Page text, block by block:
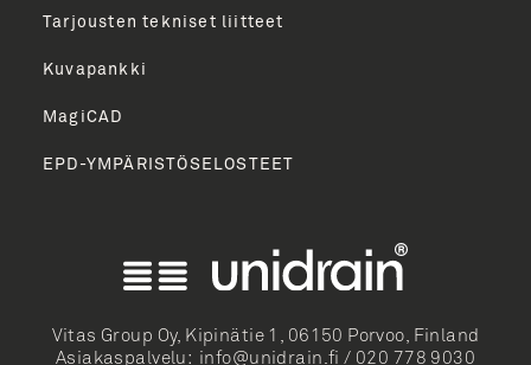
Svenska
Deutsch
Tarjousten tekniset liitteet
Kuvapankki
MagiCAD
EPD-YMPÄRISTÖSELOSTEET
Vitas Group Oy, Kipinätie 1, 06150 Porvoo, Finland
Asiakaspalvelu: info@unidrain.fi / 020 778 9030